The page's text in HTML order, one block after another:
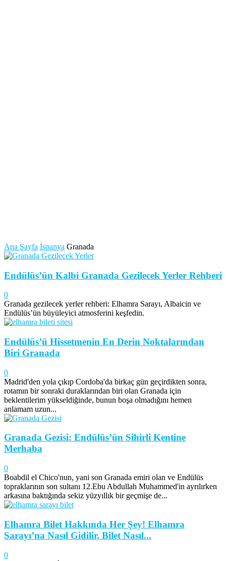
Ana Sayfa İspanya Granada
Endülüs’ün Kalbi Granada Gezilecek Yerler Rehberi
0
Granada gezilecek yerler rehberi: Elhamra Sarayı, Albaicin ve
Endülüs’ün büyüleyici atmosferini keşfedin.
Endülüs’ü Hissetmenin En Derin Noktalarından
Biri Granada
0
Madrid'den yola çıkıp Cordoba'da birkaç gün geçirdikten sonra,
rotamın bir sonraki duraklarından biri olan Granada için
beklentilerim yükseldiğinde, bunun boşa olmadığını hemen
anlamam uzun...
Granada Gezisi: Endülüs’ün Sihirli Kentine
Merhaba
0
Boabdil el Chico'nun, yani son Granada emiri olan ve Endülüs
topraklarının son sultanı 12.Ebu Abdullah Muhammed'in ayrılırken
arkasına baktığında sekiz yüzyıllık bir geçmişe de...
Elhamra Bilet Hakkında Her Şey! Elhamra
Sarayı’na Nasıl Gidilir, Bilet Nasıl...
0